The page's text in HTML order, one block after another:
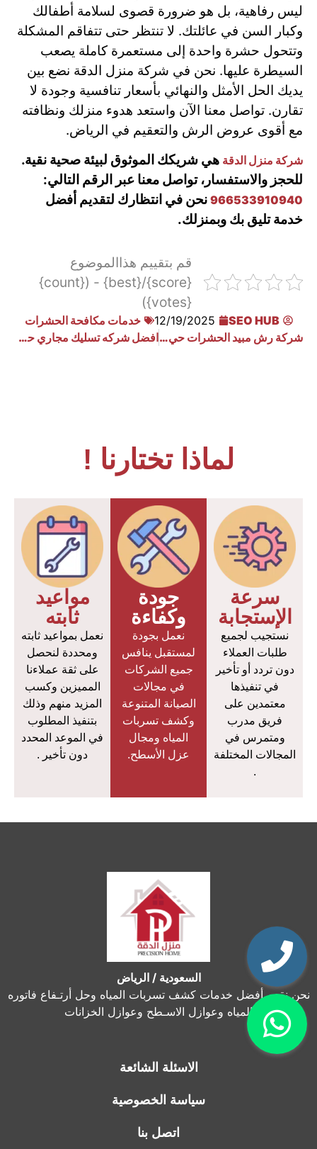
ليس رفاهية، بل هو ضرورة قصوى لسلامة أطفالك
وكبار السن في عائلتك. لا تنتظر حتى تتفاقم المشكلة
وتتحول حشرة واحدة إلى مستعمرة كاملة يصعب
السيطرة عليها. نحن في شركة منزل الدقة نضع بين
يديك الحل الأمثل والنهائي بأسعار تنافسية وجودة لا
تقارن. تواصل معنا الآن واستعد هدوء منزلك ونظافته
مع أقوى عروض الرش والتعقيم في الرياض.
شركة منزل الدقة هي شريكك الموثوق لبيئة صحية نقية.
للحجز والاستفسار، تواصل معنا عبر الرقم التالي:
966533910940 نحن في انتظارك لتقديم أفضل
خدمة تليق بك وبمنزلك.
قم بتقييم هذاالموضوع
{score}/{best} - ({count}
{votes})
SEO HUB
12/19/2025
خدمات مكافحة الحشرات
شركة رش مبيد الحشرات حي الهدا الرياض
افضل شركه تسليك مجاري حي الفاخرية
لماذا تختارنا !
سرعة
الإستجابة
نستجيب لجميع
طلبات العملاء
دون تردد أو تأخير
في تنفيذها
معتمدين على
فريق مدرب
ومتمرس في
المجالات المختلفة
.
جودة
وكفاءة
نعمل بجودة
لمستقبل ينافس
جميع الشركات
في مجالات
الصيانة المتنوعة
وكشف تسربات
المياه ومجال
عزل الأسطح.
مواعيد
ثابته
نعمل بمواعيد ثابته
ومحددة لنحصل
على ثقة عملاءنا
المميزين وكسب
المزيد منهم وذلك
بتنفيذ المطلوب
في الموعد المحدد
دون تأخير .
السعودية / الرياض
نحن نقدم أفضل خدمات كشف تسربات المياه وحل أرتـفاع فاتوره
المياه وعوازل الاسـطح وعوازل الخزانات
الاسئلة الشائعة
سياسة الخصوصية
اتصل بنا